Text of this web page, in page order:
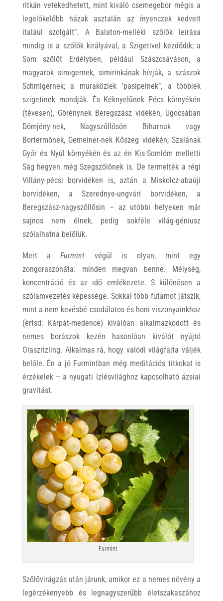
ritkán vetekedhetett, mint kiváló csemegebor mégis a
legelőkelőbb házak asztalán az ínyenczek kedvelt
italául szolgált”. A Balaton-melléki szőlők leírása
mindig is a szőlők királyával, a Szigetivel kezdődik; a
Som szőlőt Erdélyben, például Szászcsáváson, a
magyarok simigernek, simirinkának hívják, a szászok
Schmigernek; a muraköziek ’pasipelnek”, a többiek
szigetinek mondják. És Kéknyelűnek Pécs környékén
(tévesen), Görénynek Beregszász vidékén, Ugocsában
Dömjény-nek, Nagyszőllősön Biharnak vagy
Bortermőnek, Gemeiner-nek Kőszeg vidékén, Szalának
Győr és Nyúl környékén és az én Kis-Somlóm melletti
Ság hegyen még Szegszőlőnek is. De termelték a régi
Villány-pécsi borvidéken is, aztán a Miskolcz-abaúji
borvidéken, a Szerednye-ungvári borvidéken, a
Beregszász-nagyszőllősin – az utóbbi helyeken már
sajnos nem élnek, pedig sokféle világ-géniusz
szólalhatna belőlük.
Mert aFurmint végül is olyan, mint egy
zongoraszonáta: minden megvan benne. Mélység,
koncentráció és az idő emlékezete. S különösen a
szólamvezetés képessége. Sokkal több futamot játszik,
mint a nem kevésbé csodálatos és honi viszonyainkhoz
(értsd: Kárpát-medence) kiválóan alkalmazkodott és
nemes borászok kezén hasonlóan kiválót nyújtó
Olaszrizling. Alkalmas rá, hogy valódi világfajta váljék
belőle. Én a jó Furmintban még meditációs titkokat is
érzékelek – a nyugati ízlésvilághoz kapcsolható ázsiai
gravitást.
Furmint
Szőlővirágzás után járunk, amikor ez a nemes növény a
legérzékenyebb és legnagyszerűbb életszakaszához